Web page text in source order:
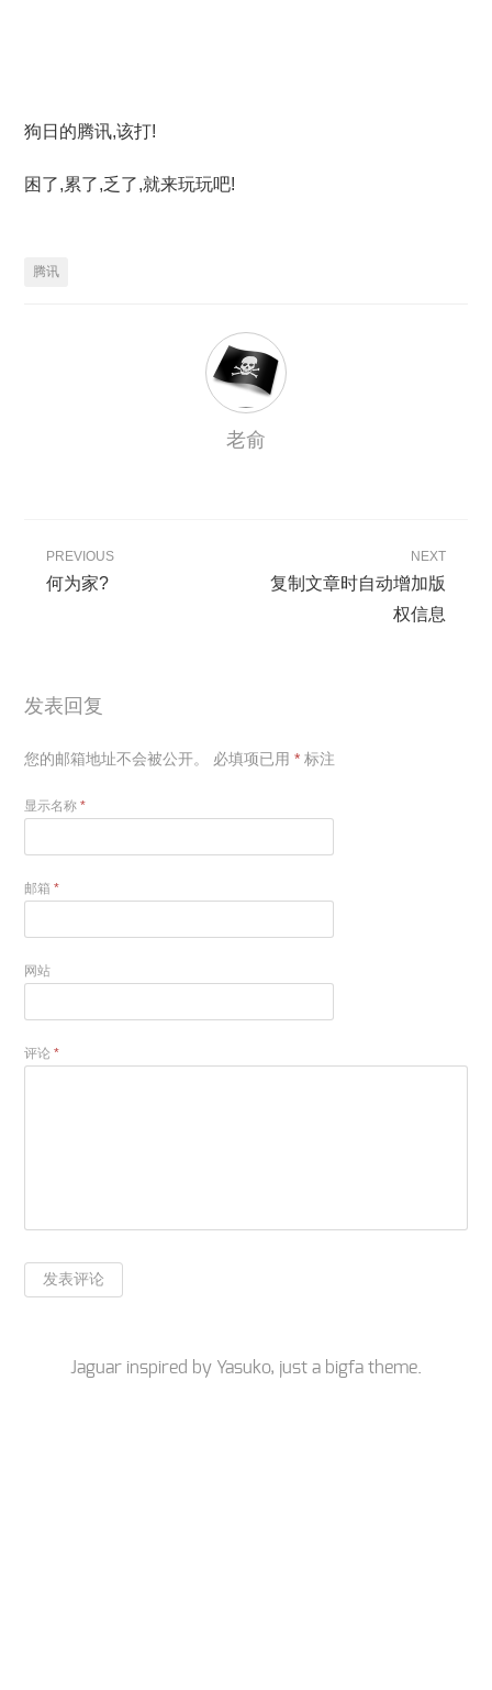
狗日的腾讯,该打!
困了,累了,乏了,就来玩玩吧!
腾讯
老俞
PREVIOUS
何为家?
NEXT
复制文章时自动增加版
权信息
发表回复
您的邮箱地址不会被公开。 必填项已用* 标注
显示名称*
邮箱*
网站
评论*
Jaguar inspired by Yasuko, just a bigfa theme.